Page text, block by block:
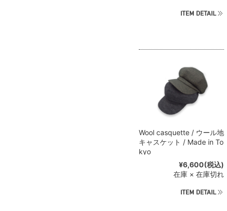
Wool casquette / ウール地
キャスケット / Made in To
kyo
¥6,600(税込)
在庫 × 在庫切れ